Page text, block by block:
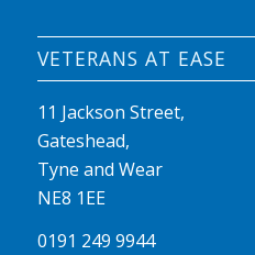
VETERANS AT EASE
11 Jackson Street,
Gateshead,
Tyne and Wear
NE8 1EE
0191 249 9944